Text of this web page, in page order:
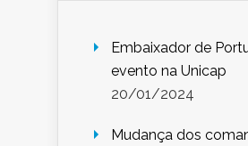
Embaixador de
evento na Unicap
20/01/2024
Mudança dos